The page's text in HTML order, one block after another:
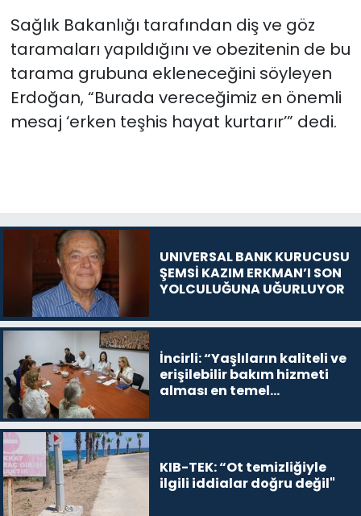
Sağlık Bakanlığı tarafından diş ve göz
taramaları yapıldığını ve obezitenin de bu
tarama grubuna ekleneceğini söyleyen
Erdoğan, “Burada vereceğimiz en önemli
mesaj ‘erken teşhis hayat kurtarır’” dedi.
UNIVERSAL BANK KURUCUSU
ŞEMSİ KAZIM ERKMAN’I SON
YOLCULUĞUNA UĞURLUYOR
İncirli: “Yaşlıların kaliteli ve
erişilebilir bakım hizmeti
alması en temel
KIB-TEK: “Ot temizliğiyle
ilgili iddialar doğru değil"